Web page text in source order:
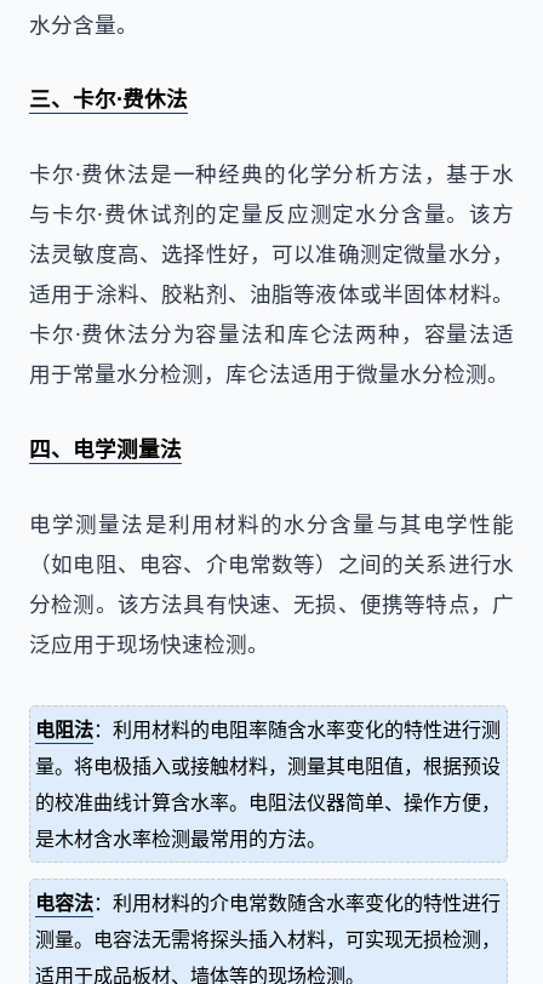
水分含量。
三、卡尔·费休法
卡尔·费休法是一种经典的化学分析方法，基于水
与卡尔·费休试剂的定量反应测定水分含量。该方
法灵敏度高、选择性好，可以准确测定微量水分，
适用于涂料、胶粘剂、油脂等液体或半固体材料。
卡尔·费休法分为容量法和库仑法两种，容量法适
用于常量水分检测，库仑法适用于微量水分检测。
四、电学测量法
电学测量法是利用材料的水分含量与其电学性能
（如电阻、电容、介电常数等）之间的关系进行水
分检测。该方法具有快速、无损、便携等特点，广
泛应用于现场快速检测。
电阻法：利用材料的电阻率随含水率变化的特性进行测
量。将电极插入或接触材料，测量其电阻值，根据预设
的校准曲线计算含水率。电阻法仪器简单、操作方便，
是木材含水率检测最常用的方法。
电容法：利用材料的介电常数随含水率变化的特性进行
测量。电容法无需将探头插入材料，可实现无损检测，
适用于成品板材、墙体等的现场检测。